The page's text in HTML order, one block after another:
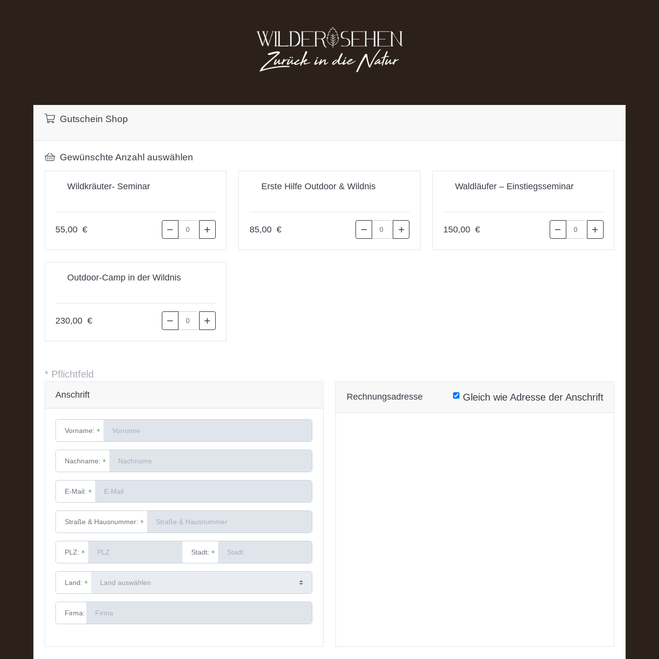
Gutschein Shop
Gewünschte Anzahl auswählen
Wildkräuter- Seminar
55,00 €
Erste Hilfe Outdoor & Wildnis
85,00 €
Waldläufer – Einstiegsseminar
150,00 €
Outdoor-Camp in der Wildnis
230,00 €
* Pflichtfeld
Anschrift
Vorname:
Nachname:
E-Mail:
Straße & Hausnummer:
PLZ: Stadt:
Land:
Firma:
Rechnungsadresse Gleich wie Adresse der Anschrift